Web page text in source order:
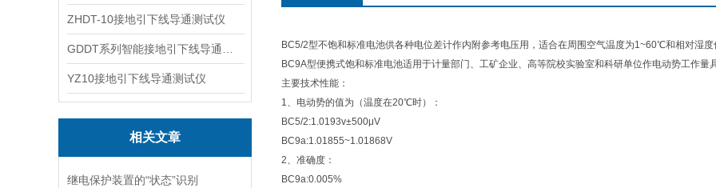
ZHDT-10接地引下线导通测试仪
YZ10接地引下线导通测试仪
相关文章
继电保护装置的“状态”识别
BC5/2型不饱和标准电池供各种电位差计作内附参考电压用，适合在周围空气温度为1~60℃和相对湿度
BC9A型便携式饱和标准电池适用于计量部门、工矿企业、高等院校实验室和科研单位作电动势工作量具
主要技术性能：
1、电动势的值为（温度在20℃时）：
BC5/2:1.0193v±500μV
BC9a:1.01855~1.01868V
2、准确度：
BC9a:0.005%